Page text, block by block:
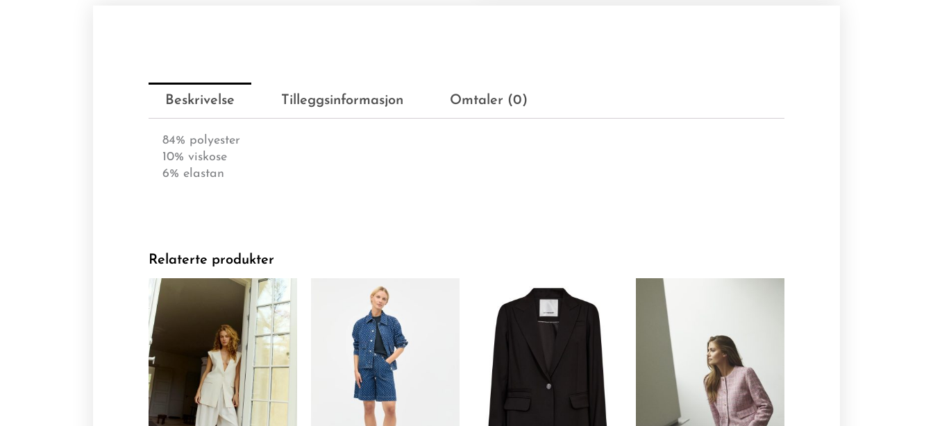
Beskrivelse Tilleggsinformasjon Omtaler (0)
84% polyester
10% viskose
6% elastan
Relaterte produkter